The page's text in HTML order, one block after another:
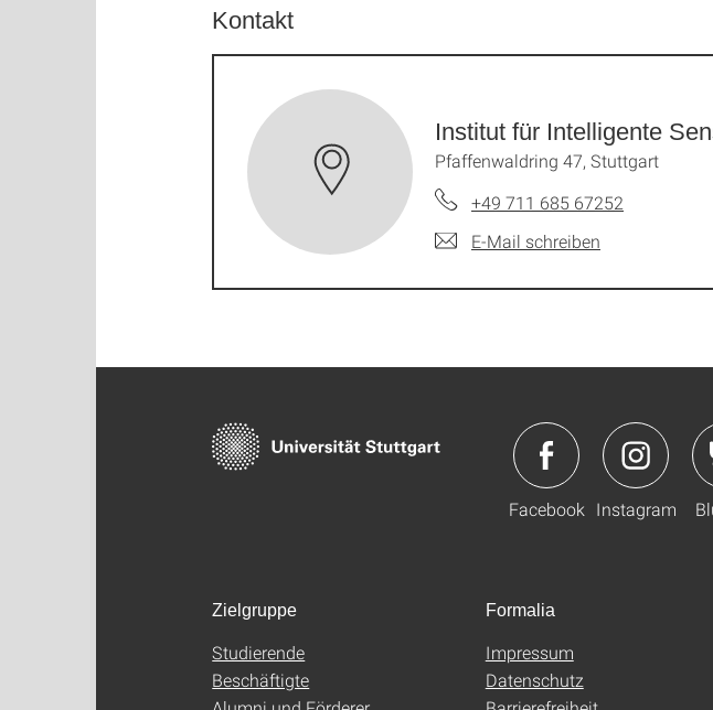
Kontakt
Institut für Intelligente
Pfaffenwaldring 47, Stuttgart
+49 711 685 67252
E-Mail schreiben
Facebook Instagram
Zielgruppe
Studierende
Beschäftigte
Formalia
Impressum
Datenschutz